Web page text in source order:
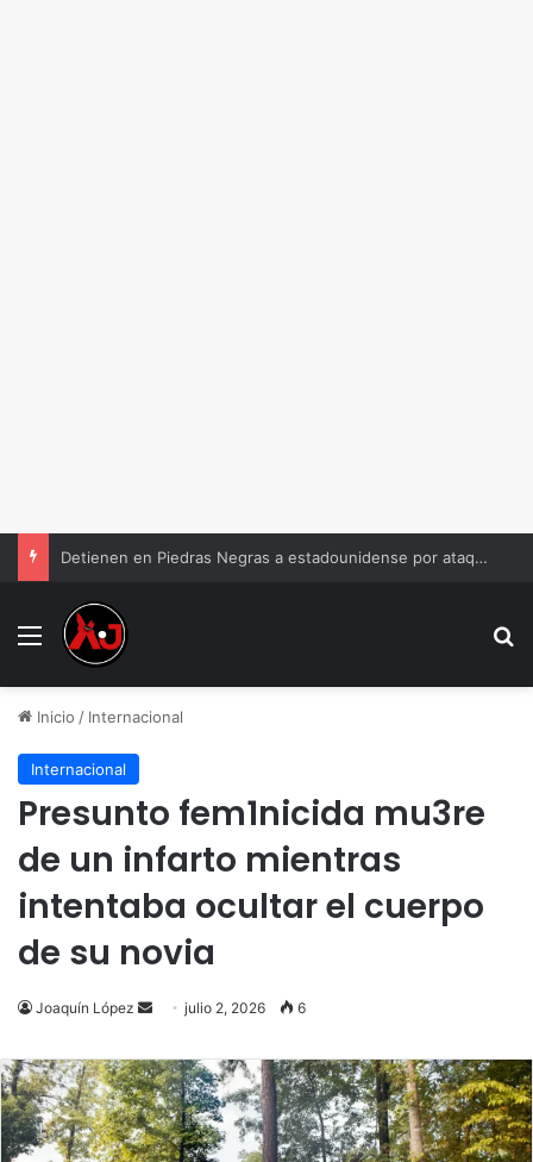
Detienen en Piedras Negras a estadounidense por ataque contra una familia en Saltillo
Menu
Inicio / Internacional
Internacional
Presunto fem1nicida mu3re
de un infarto mientras
intentaba ocultar el cuerpo
de su novia
Joaquín López
Send
email
julio 2, 2026 6